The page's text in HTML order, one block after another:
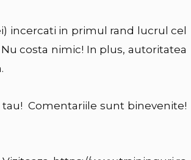
incercati in primul rand lucrul cel
costa nimic! In plus, autoritatea
Comentariile sunt binevenite!